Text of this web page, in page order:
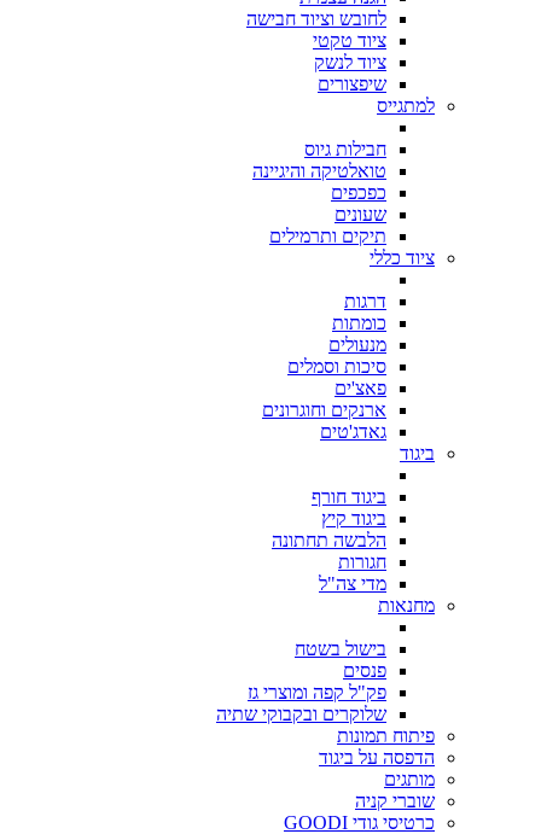
לחובש וציוד חבישה
ציוד טקטי
ציוד לנשק
שיפצורים
למתגייס
חבילות גיוס
טואלטיקה והיגיינה
כפכפים
שעונים
תיקים ותרמילים
ציוד כללי
דרגות
כומתות
מנעולים
סיכות וסמלים
פאצ'ים
ארנקים וחוגרונים
גאדג'טים
ביגוד
ביגוד חורף
ביגוד קיץ
הלבשה תחתונה
חגורות
מדי צה"ל
מחנאות
בישול בשטח
פנסים
פק"ל קפה ומוצרי גז
שלוקרים ובקבוקי שתיה
פיתוח תמונות
הדפסה על ביגוד
מותגים
שוברי קניה
כרטיסי גודי GOODI